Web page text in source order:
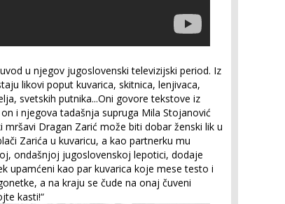
u njegov jugoslovenski televizijski period. Iz
likovi poput kuvarica, skitnica, lenjivaca,
svetskih putnika...Oni govore tekstove iz
i njegova tadašnja supruga Mila Stojanović
Dragan Zarić može biti dobar ženski lik u
Zarića u kuvaricu, a kao partnerku mu
ondašnjoj jugoslovenskoj lepotici, dodaje
upamćeni kao par kuvarica koje mese testo i
a na kraju se čude na onaj čuveni
kasti!“